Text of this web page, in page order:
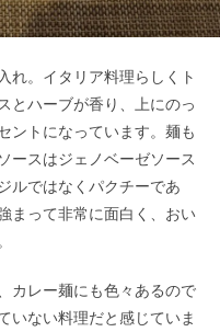
れ。イタリア料理らしくト
とハーブが香り、上にのっ
ントになっています。麺も
ースはジェノベーゼソース
ルではなくパクチーであ
まって非常に面白く、おい
カレー麺にも色々あるので
いない料理だと感じていま